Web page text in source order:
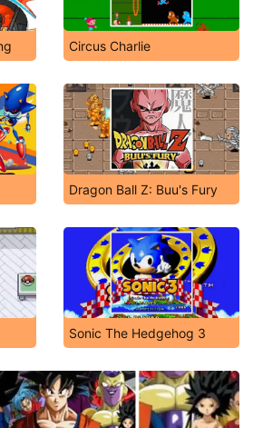
Circus Charlie
Dragon Ball Z: Buu's Fury
Sonic The Hedgehog 3